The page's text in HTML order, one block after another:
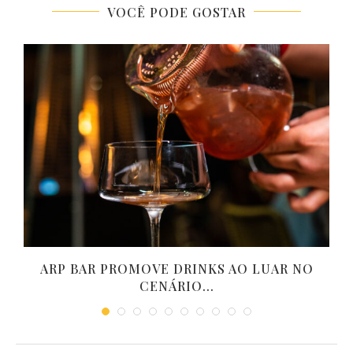
VOCÊ PODE GOSTAR
ARP BAR PROMOVE DRINKS AO LUAR NO
CENÁRIO...